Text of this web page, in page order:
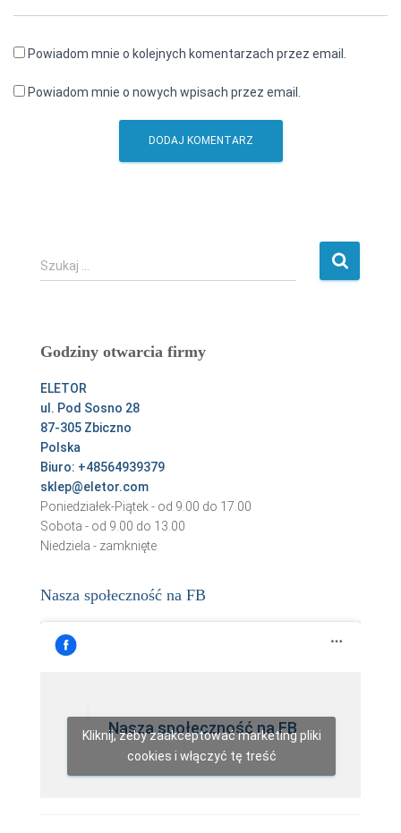
Powiadom mnie o kolejnych komentarzach przez email.
Powiadom mnie o nowych wpisach przez email.
S
z
j
Szukaj …
Godziny otwarcia firmy
ELETOR
ul. Pod Sosno 28
87-305 Zbiczno
Polska
Biuro: +48564939379
sklep@eletor.com
Poniedziałek-Piątek - od 9.00 do 17.00
Sobota - od 9.00 do 13.00
Niedziela - zamknięte
Nasza społeczność na FB
Nasza społeczność na FB
Kliknij, żeby zaakceptować marketing pliki
cookies i włączyć tę treść